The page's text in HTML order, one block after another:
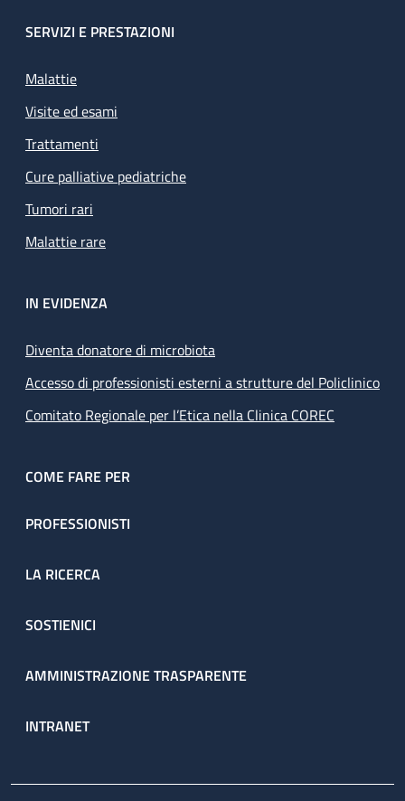
SERVIZI E PRESTAZIONI
Malattie
Visite ed esami
Trattamenti
Cure palliative pediatriche
Tumori rari
Malattie rare
IN EVIDENZA
Diventa donatore di microbiota
Accesso di professionisti esterni a strutture del Policlinico
Comitato Regionale per l’Etica nella Clinica COREC
COME FARE PER
PROFESSIONISTI
LA RICERCA
SOSTIENICI
AMMINISTRAZIONE TRASPARENTE
INTRANET